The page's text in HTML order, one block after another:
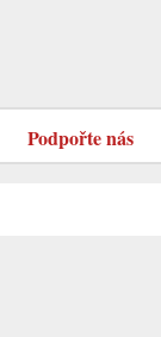
Podpořte nás